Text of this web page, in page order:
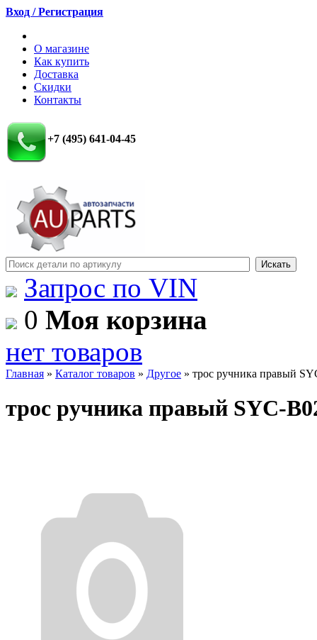
Вход / Регистрация
О магазине
Как купить
Доставка
Скидки
Контакты
+7 (495) 641-04-45
Запрос по VIN
0 Моя корзина
нет товаров
Главная » Каталог товаров » Другое » трос ручника правый
трос ручника правый SYC-